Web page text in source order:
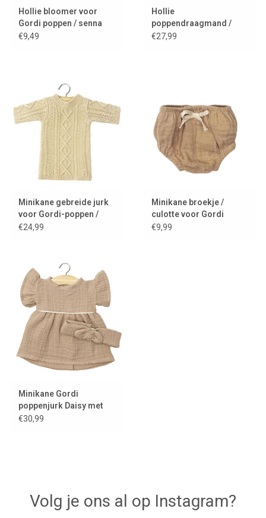
Hollie bloomer voor
Gordi poppen / senna
garden
€9,49
Hollie
poppendraagmand /
reiswieg met kussentje
€27,99
Minikane gebreide jurk
voor Gordi-poppen /
Robe Lena crème
€24,99
Minikane broekje /
culotte voor Gordi
poppen / design: latté
€9,99
Minikane Gordi
poppenjurk Daisy met
hoofdband / moka
€30,99
Volg je ons al op Instagram?